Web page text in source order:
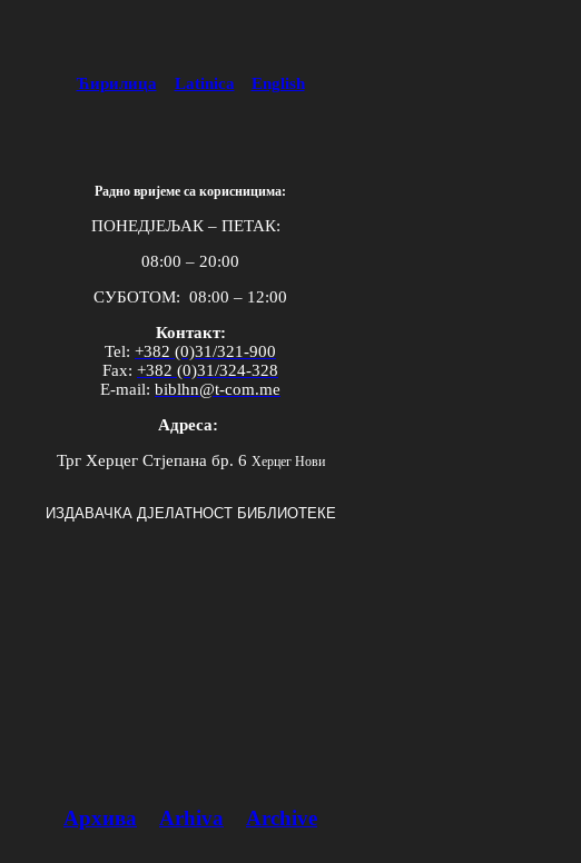
Ћирилица Latinica English
Радно вријеме са корисницима:
ПОНЕДЈЕЉАК – ПЕТАК:
08:00 – 20:00
СУБОТОМ: 08:00 – 12:00
Контакт:
Tel: +382 (0)31/321-900
Fax: +382 (0)31/324-328
E-mail: biblhn@t-com.me
Адреса:
Трг Херцег Стјепана бр. 6 Херцег Нови
ИЗДАВАЧКА ДЈЕЛАТНОСТ БИБЛИОТЕКЕ
Архива Arhiva Archive